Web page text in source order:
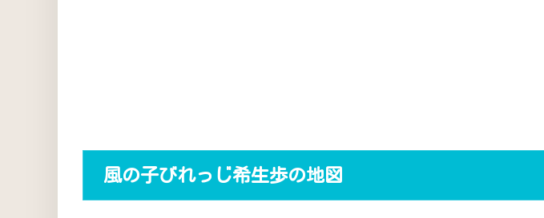
風の子びれっじ希生歩の地図